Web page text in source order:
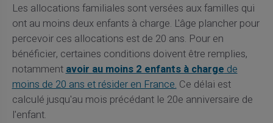
Les allocations familiales sont versées aux familles qui
ont au moins deux enfants à charge. L'âge plancher pour
percevoir ces allocations est de 20 ans. Pour en
bénéficier, certaines conditions doivent être remplies,
notamment avoir au moins 2 enfants à charge de
moins de 20 ans et résider en France. Ce délai est
calculé jusqu'au mois précédant le 20e anniversaire de
l'enfant.